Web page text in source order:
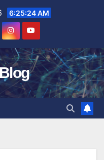
6:25:25 AM